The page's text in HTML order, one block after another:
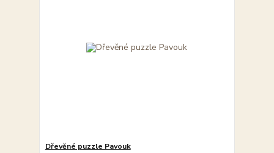
Dřevěné puzzle Pavouk